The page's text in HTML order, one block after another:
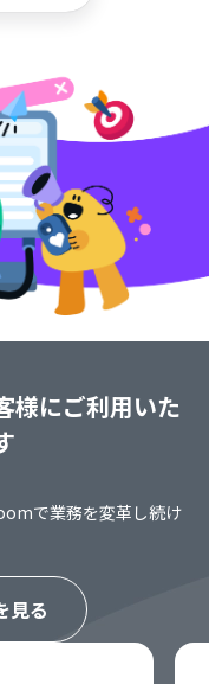
様にご利用いた
で業務を変革し続け
見る